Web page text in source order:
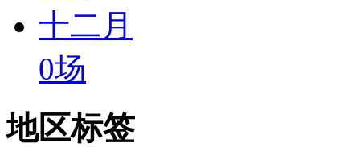
十二月
0场
地区标签